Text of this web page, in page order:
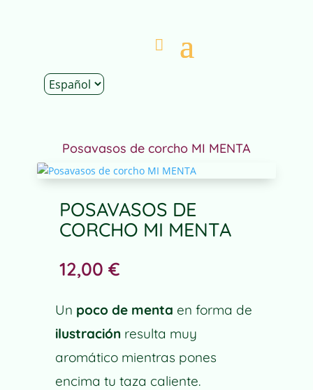
Posavasos de corcho MI MENTA
POSAVASOS DE
CORCHO MI MENTA
12,00 €
Un poco de menta en forma de
ilustraciónresulta muy
aromático mientras pones
encima tu taza caliente.